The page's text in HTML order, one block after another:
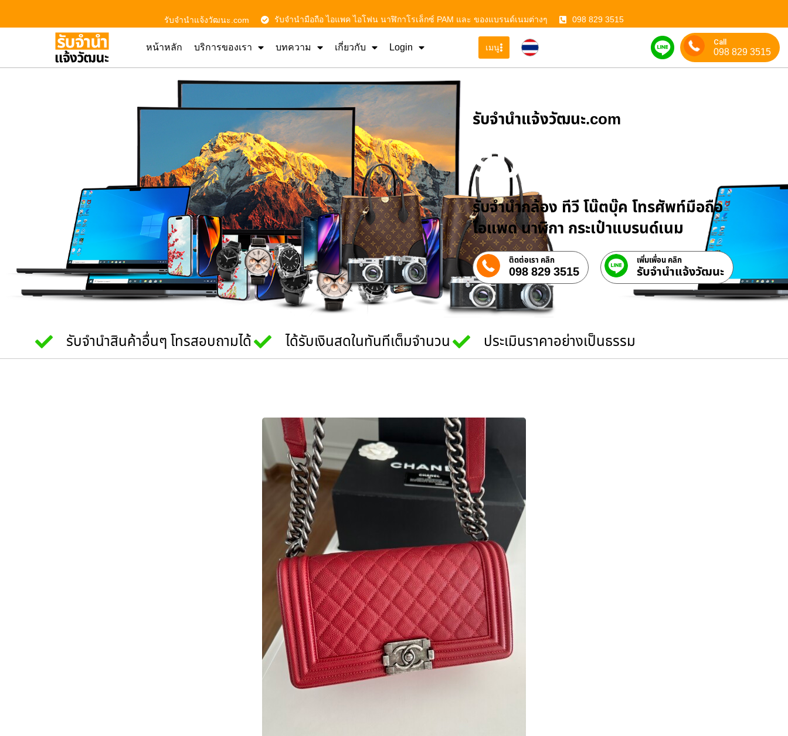
รับจํานําแจ้งวัฒนะ.com รับจำนำมือถือ ไอแพค ไอโฟน นาฬิกาโรเล็กซ์ PAM และ ของแบรนด์เนมต่างๆ 098 829 3515
หน้าหลัก บริการของเรา บทความ เกี่ยวกับ Login เมนู
Call
098 829 3515
รับจํานําแจ้งวัฒนะ.com
รับจำนำสินค้าไอที
รับจำนำกล้อง ทีวี โน๊ตบุ๊ค โทรศัพท์มือถือ
ไอแพด นาฬิกา กระเป๋าแบรนด์เนม
ติดต่อเรา คลิก
098 829 3515
เพิ่มเพื่อน คลิก
รับจํานําแจ้งวัฒนะ
รับจำนำสินค้าอื่นๆ โทรสอบถามได้ ได้รับเงินสดในทันทีเต็มจำนวน ประเมินราคาอย่างเป็นธรรม